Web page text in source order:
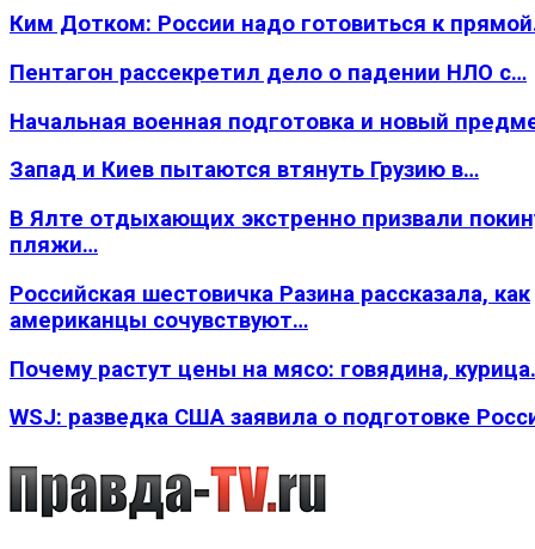
Ким Дотком: России надо готовиться к
Пентагон рассекретил дело о падении НЛО с…
Начальная военная подготовка и новый
Запад и Киев пытаются втянуть Грузию в…
В Ялте отдыхающих экстренно призвали
пляжи…
Российская шестовичка Разина рассказала, как
американцы сочувствуют…
Почему растут цены на мясо: говядина,
WSJ: разведка США заявила о подготовке